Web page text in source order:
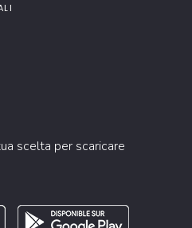
scelta per scaricare